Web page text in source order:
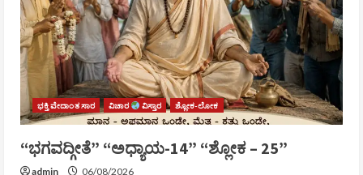
ಭಕ್ತಿ ವೇದಾಂತ ಸಾರ ವಿಚಾರ ವಿಸ್ತಾರ ಶ್ಲೋಕ-ಲೋಕ
“ಭಗವದ್ಗೀತೆ” “ಅಧ್ಯಾಯ-14” “ಶ್ಲೋಕ – 25”
admin 06/08/2026